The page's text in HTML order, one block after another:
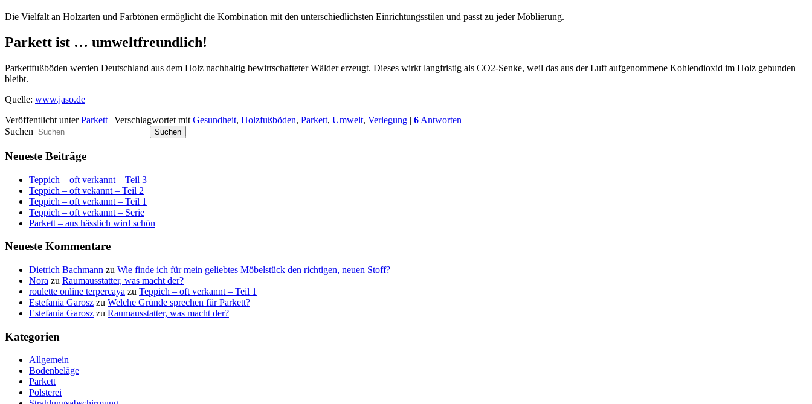
Die Vielfalt an Holzarten und Farbtönen ermöglicht die Kombination mit den unterschiedlichsten Einrichtungsstilen und passt zu jeder Möblierung.
Parkett ist … umweltfreundlich!
Parkettfußböden werden Deutschland aus dem Holz nachhaltig bewirtschafteter Wälder erzeugt. Dieses wirkt langfristig als CO2-Senke, weil das aus der Luft aufgenommene Kohlendioxid im Holz gebunden
bleibt.
Quelle: www.jaso.de
Veröffentlicht unter Parkett | Verschlagwortet mit Gesundheit, Holzfußböden, Parkett, Umwelt, Verlegung | 6 Antworten
Suchen
Neueste Beiträge
Teppich – oft verkannt – Teil 3
Teppich – oft vekannt – Teil 2
Teppich – oft verkannt – Teil 1
Teppich – oft verkannt – Serie
Parkett – aus hässlich wird schön
Neueste Kommentare
Dietrich Bachmann zu Wie finde ich für mein geliebtes Möbelstück den richtigen, neuen Stoff?
Nora zu Raumausstatter, was macht der?
roulette online terpercaya zu Teppich – oft verkannt – Teil 1
Estefania Garosz zu Welche Gründe sprechen für Parkett?
Estefania Garosz zu Raumausstatter, was macht der?
Kategorien
Allgemein
Bodenbeläge
Parkett
Polsterei